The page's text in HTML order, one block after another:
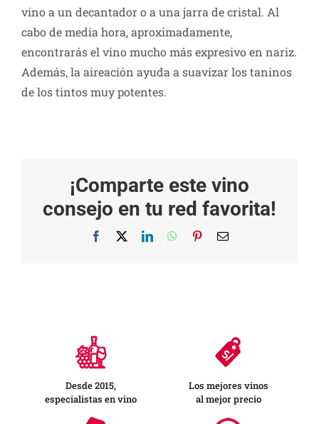
vino a un decantador o a una jarra de cristal. Al
cabo de media hora, aproximadamente,
encontrarás el vino mucho más expresivo en nariz.
Además, la aireación ayuda a suavizar los taninos
de los tintos muy potentes.
¡Comparte este vino
consejo en tu red favorita!
Facebook LinkedInWhatsApp
PinterestCorreo
Desde 2015,
especialistas en vino
Los mejores vinos
al mejor precio